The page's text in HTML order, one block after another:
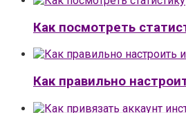
Как посмотреть
Как правильно